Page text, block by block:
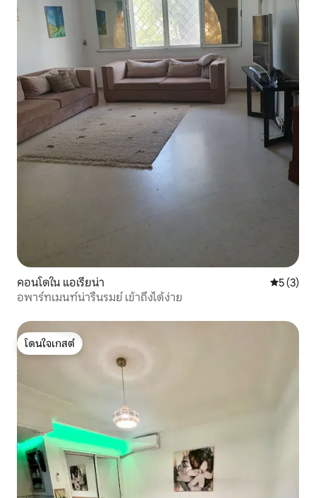
คอนโดใน แอเรียน่า คะแนนเฉ
5 (3)
อพาร์ทเมนท์น่ารื่นรมย์ เข้าถึงได้ง่าย
โดนใจเกสต์
โดนใจเกสต์